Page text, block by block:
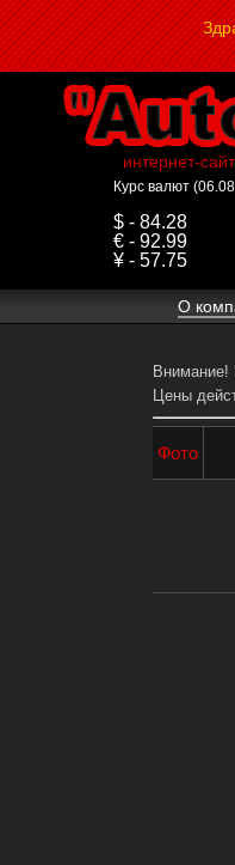
интернет-
Курс валют
$ - 84.28
€ - 92.99
¥ - 57.75
О
Внимание!
Цены
Фото